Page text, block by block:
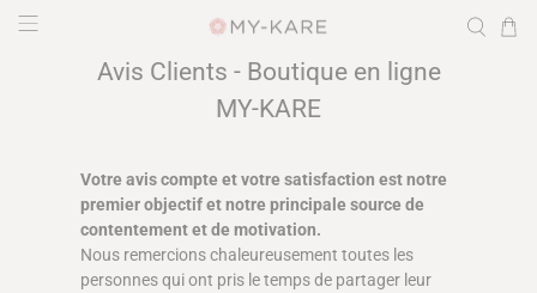
Avis Clients - Boutique en ligne
MY-KARE
Votre avis compte et votre satisfaction est notre
premier objectif et notre principale source de
contentement et de motivation.
Nous remercions chaleureusement toutes les
personnes qui ont pris le temps de partager leur